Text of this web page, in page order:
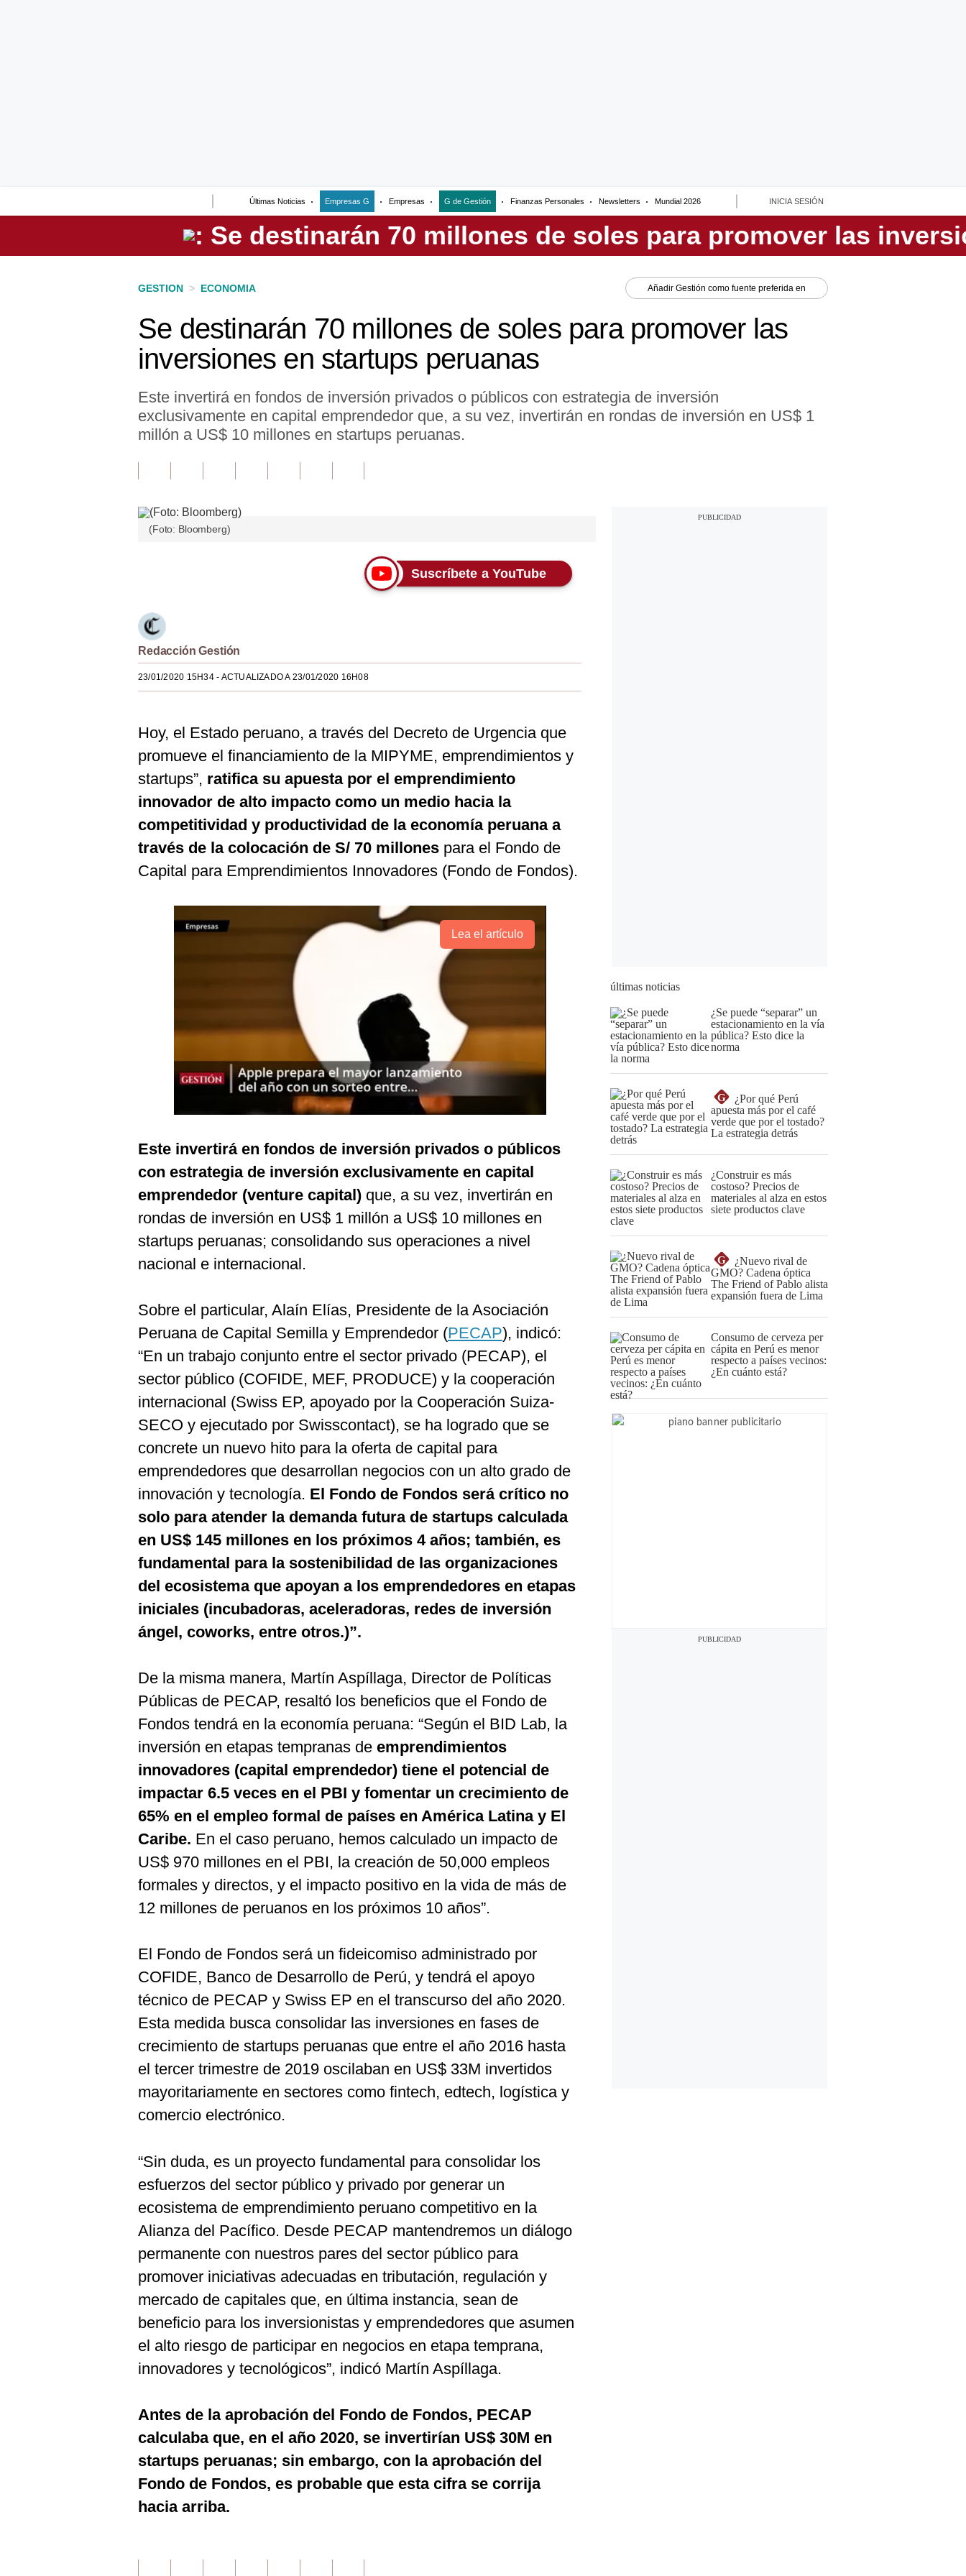
Últimas Noticias Empresas G Empresas G de Gestión Finanzas Personales Newsletters Mundial 2026 INICIA SESIÓN
Perú
GESTION > ECONOMIA Añadir Gestión como fuente preferida en
Se destinarán 70 millones de soles para promover las
inversiones en startups peruanas
Este invertirá en fondos de inversión privados o públicos con estrategia de inversión
exclusivamente en capital emprendedor que, a su vez, invertirán en rondas de inversión en US$ 1
millón a US$ 10 millones en startups peruanas.
(Foto: Bloomberg)
Suscríbete a YouTube
Redacción Gestión
23/01/2020 15H34- ACTUALIZADO A 23/01/2020 16H08
Hoy, el Estado peruano, a través del Decreto de Urgencia que
promueve el financiamiento de la MIPYME, emprendimientos y
startups”, ratifica su apuesta por el emprendimiento
innovador de alto impacto como un medio hacia la
competitividad y productividad de la economía peruana a
través de la colocación de S/ 70 millones para el Fondo de
Capital para Emprendimientos Innovadores (Fondo de Fondos).
Lea el artículo
Este invertirá en fondos de inversión privados o públicos
con estrategia de inversión exclusivamente en capital
emprendedor (venture capital) que, a su vez, invertirán en
rondas de inversión en US$ 1 millón a US$ 10 millones en
startups peruanas; consolidando sus operaciones a nivel
nacional e internacional.
Sobre el particular, Alaín Elías, Presidente de la Asociación
Peruana de Capital Semilla y Emprendedor (PECAP), indicó:
“En un trabajo conjunto entre el sector privado (PECAP), el
sector público (COFIDE, MEF, PRODUCE) y la cooperación
internacional (Swiss EP, apoyado por la Cooperación Suiza-
SECO y ejecutado por Swisscontact), se ha logrado que se
concrete un nuevo hito para la oferta de capital para
emprendedores que desarrollan negocios con un alto grado de
innovación y tecnología. El Fondo de Fondos será crítico no
solo para atender la demanda futura de startups calculada
en US$ 145 millones en los próximos 4 años; también, es
fundamental para la sostenibilidad de las organizaciones
del ecosistema que apoyan a los emprendedores en etapas
iniciales (incubadoras, aceleradoras, redes de inversión
ángel, coworks, entre otros.)”.
De la misma manera, Martín Aspíllaga, Director de Políticas
Públicas de PECAP, resaltó los beneficios que el Fondo de
Fondos tendrá en la economía peruana: “Según el BID Lab, la
inversión en etapas tempranas de emprendimientos
innovadores (capital emprendedor) tiene el potencial de
impactar 6.5 veces en el PBI y fomentar un crecimiento de
65% en el empleo formal de países en América Latina y El
Caribe. En el caso peruano, hemos calculado un impacto de
US$ 970 millones en el PBI, la creación de 50,000 empleos
formales y directos, y el impacto positivo en la vida de más de
12 millones de peruanos en los próximos 10 años”.
El Fondo de Fondos será un fideicomiso administrado por
COFIDE, Banco de Desarrollo de Perú, y tendrá el apoyo
técnico de PECAP y Swiss EP en el transcurso del año 2020.
Esta medida busca consolidar las inversiones en fases de
crecimiento de startups peruanas que entre el año 2016 hasta
el tercer trimestre de 2019 oscilaban en US$ 33M invertidos
mayoritariamente en sectores como fintech, edtech, logística y
comercio electrónico.
“Sin duda, es un proyecto fundamental para consolidar los
esfuerzos del sector público y privado por generar un
ecosistema de emprendimiento peruano competitivo en la
Alianza del Pacífico. Desde PECAP mantendremos un diálogo
permanente con nuestros pares del sector público para
promover iniciativas adecuadas en tributación, regulación y
mercado de capitales que, en última instancia, sean de
beneficio para los inversionistas y emprendedores que asumen
el alto riesgo de participar en negocios en etapa temprana,
innovadores y tecnológicos”, indicó Martín Aspíllaga.
Antes de la aprobación del Fondo de Fondos, PECAP
calculaba que, en el año 2020, se invertirían US$ 30M en
startups peruanas; sin embargo, con la aprobación del
Fondo de Fondos, es probable que esta cifra se corrija
hacia arriba.
últimas noticias
¿Se puede “separar” un
estacionamiento en la vía
pública? Esto dice la
norma
G
¿Por qué Perú
apuesta más por el café
verde que por el tostado?
La estrategia detrás
¿Construir es más
costoso? Precios de
materiales al alza en estos
siete productos clave
G
¿Nuevo rival de
GMO? Cadena óptica
The Friend of Pablo alista
expansión fuera de Lima
Consumo de cerveza per
cápita en Perú es menor
respecto a países vecinos:
¿En cuánto está?